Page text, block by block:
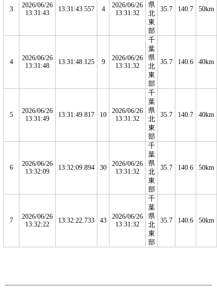
3
2026/06/26
13:31:43
13:31:43.557 4
2026/06/26
13:31:32
県
北
東
部
35.7 140.7 50km
4
2026/06/26
13:31:48
13:31:48.125 9
2026/06/26
13:31:32
千
葉
県
北
東
部
35.7 140.6 40km
5
2026/06/26
13:31:49
13:31:49.817 10
2026/06/26
13:31:32
千
葉
県
北
東
部
35.7 140.7 40km
6
2026/06/26
13:32:09
13:32:09.894 30
2026/06/26
13:31:32
千
葉
県
北
東
部
35.7 140.6 50km
7
2026/06/26
13:32:22
13:32:22.733 43
2026/06/26
13:31:32
千
葉
県
北
東
部
35.7 140.6 50km